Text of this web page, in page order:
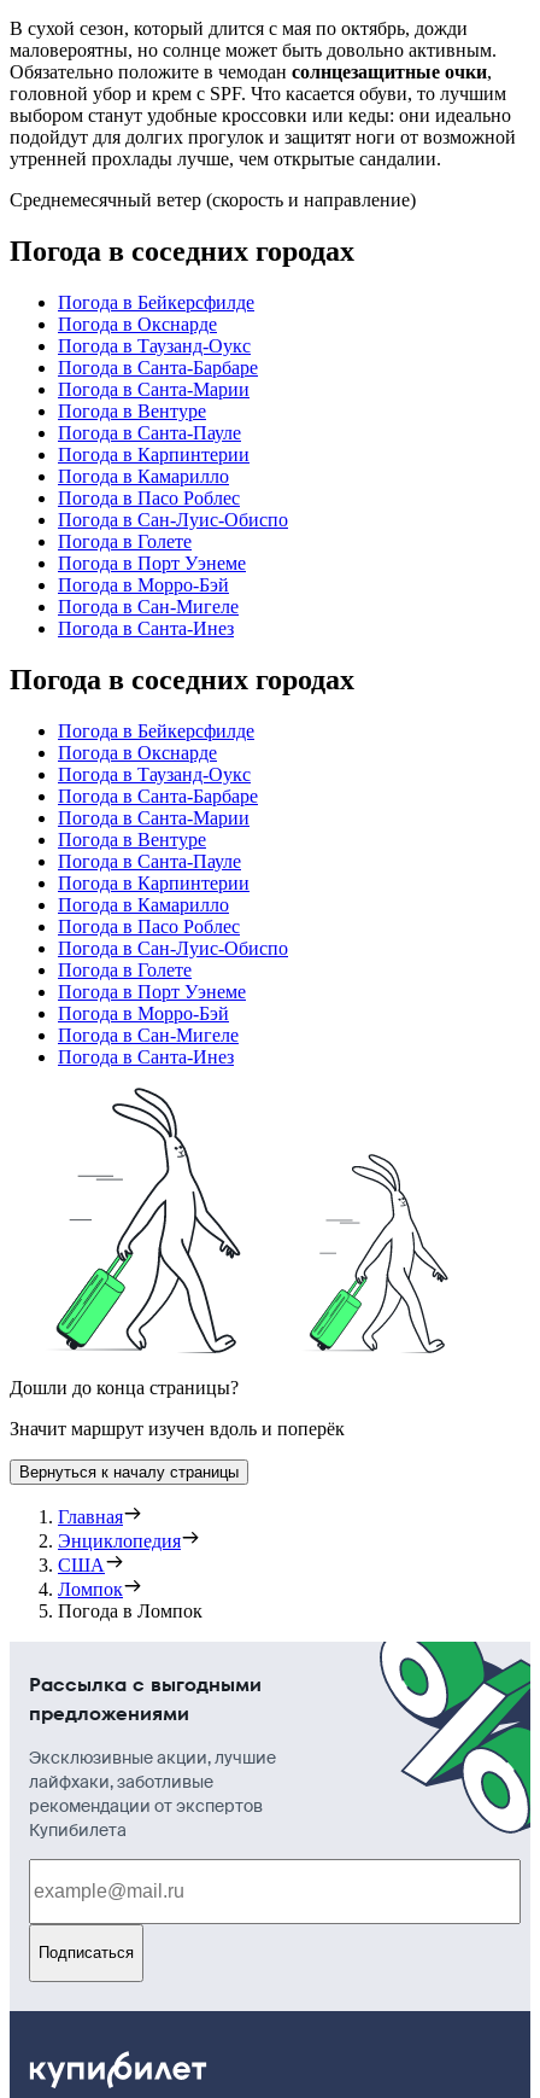
В сухой сезон, который длится с мая по октябрь, дожди
маловероятны, но солнце может быть довольно активным.
Обязательно положите в чемодан солнцезащитные очки,
головной убор и крем с SPF. Что касается обуви, то лучшим
выбором станут удобные кроссовки или кеды: они идеально
подойдут для долгих прогулок и защитят ноги от возможной
утренней прохлады лучше, чем открытые сандалии.
Среднемесячный ветер (скорость и направление)
Погода в соседних городах
Погода в Бейкерсфилде
Погода в Окснарде
Погода в Таузанд-Оукс
Погода в Санта-Барбаре
Погода в Санта-Марии
Погода в Вентуре
Погода в Санта-Пауле
Погода в Карпинтерии
Погода в Камарилло
Погода в Пасо Роблес
Погода в Сан-Луис-Обиспо
Погода в Голете
Погода в Порт Уэнеме
Погода в Морро-Бэй
Погода в Сан-Мигеле
Погода в Санта-Инез
Погода в соседних городах
Погода в Бейкерсфилде
Погода в Окснарде
Погода в Таузанд-Оукс
Погода в Санта-Барбаре
Погода в Санта-Марии
Погода в Вентуре
Погода в Санта-Пауле
Погода в Карпинтерии
Погода в Камарилло
Погода в Пасо Роблес
Погода в Сан-Луис-Обиспо
Погода в Голете
Погода в Порт Уэнеме
Погода в Морро-Бэй
Погода в Сан-Мигеле
Погода в Санта-Инез
Дошли до конца страницы?
Значит маршрут изучен вдоль и поперёк
Вернуться к началу страницы
Главная
Энциклопедия
США
Ломпок
Погода в Ломпок
Рассылка с выгодными
предложениями
Эксклюзивные акции, лучшие
лайфхаки, заботливые
рекомендации от экспертов
Купибилета
Подписаться